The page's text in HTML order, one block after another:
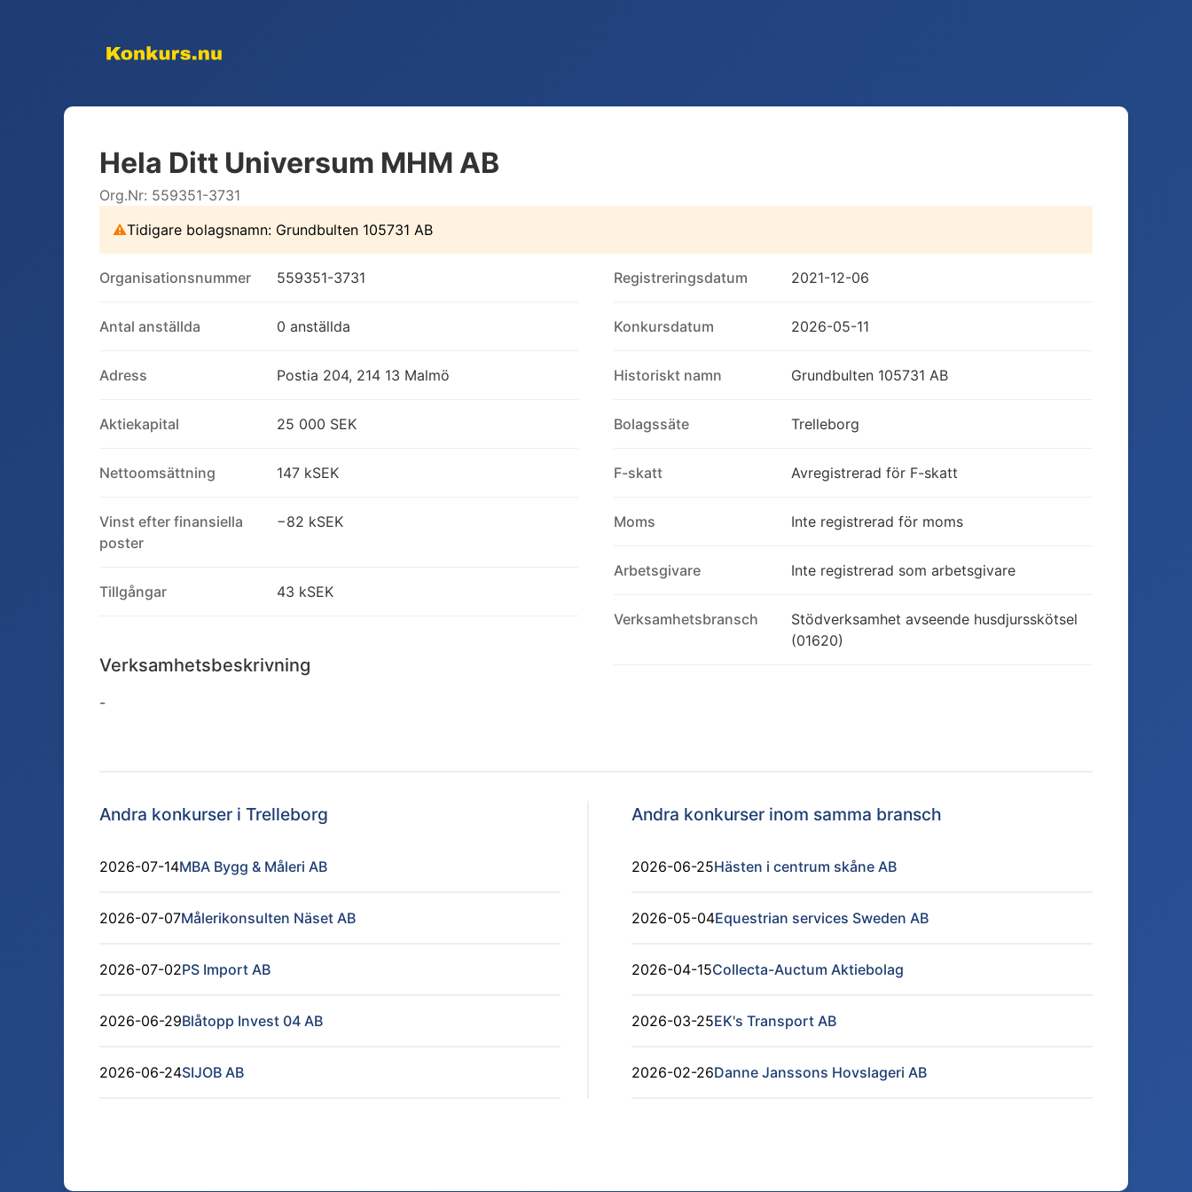
Hela Ditt Universum MHM AB
Org.Nr: 559351-3731
⚠Tidigare bolagsnamn: Grundbulten 105731 AB
Organisationsnummer 559351-3731
Antal anställda 0 anställda
Adress Postia 204, 214 13 Malmö
Aktiekapital 25 000 SEK
Nettoomsättning 147 kSEK
Vinst efter finansiella
poster
−82 kSEK
Tillgångar 43 kSEK
Verksamhetsbeskrivning
-
Registreringsdatum 2021-12-06
Konkursdatum 2026-05-11
Historiskt namn Grundbulten 105731 AB
Bolagssäte Trelleborg
F-skatt Avregistrerad för F-skatt
Moms Inte registrerad för moms
Arbetsgivare Inte registrerad som arbetsgivare
Verksamhetsbransch
Stödverksamhet avseende husdjursskötsel
(01620)
Andra konkurser i Trelleborg
2026-07-14MBA Bygg & Måleri AB
2026-07-07Målerikonsulten Näset AB
2026-07-02PS Import AB
2026-06-29Blåtopp Invest 04 AB
2026-06-24SIJOB AB
Andra konkurser inom samma bransch
2026-06-25Hästen i centrum skåne AB
2026-05-04Equestrian services Sweden AB
2026-04-15Collecta-Auctum Aktiebolag
2026-03-25EK's Transport AB
2026-02-26Danne Janssons Hovslageri AB